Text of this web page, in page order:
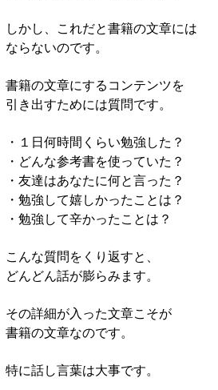
しかし、これだと書籍の文章には
ならないのです。
書籍の文章にするコンテンツを
引き出すためには質問です。
・１日何時間くらい勉強した？
・どんな参考書を使っていた？
・友達はあなたに何と言った？
・勉強して嬉しかったことは？
・勉強して辛かったことは？
こんな質問をくり返すと、
どんどん話が膨らみます。
その詳細が入った文章こそが
書籍の文章なのです。
特に話し言葉は大事です。